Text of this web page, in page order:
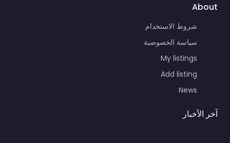
About
شروط الاستخدام
سياسة الخصوصية
My listings
Add listing
News
آخر الأخبار